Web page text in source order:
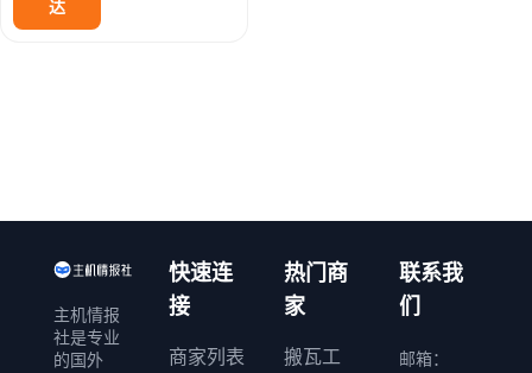
达
主机情报
社是专业
的国外
快速连
接
商家列表
热门商
家
搬瓦工
联系我
们
邮箱：